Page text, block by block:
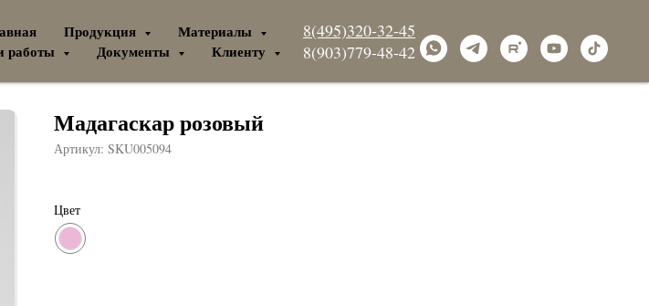
Продукция
Материалы
работы
Документы Клиенту
8(495)320-32-45
8(903)779-48-42
Мадагаскар розовый
Артикул: SKU005094
Цвет